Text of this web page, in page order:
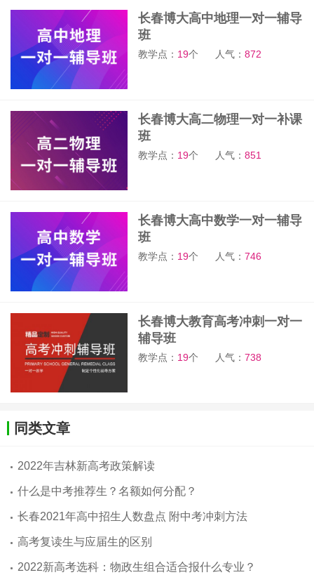
长春博大高中地理一对一辅导
班
教学点： 19个 人气：872
长春博大高二物理一对一补课
班
教学点： 19个 人气：851
长春博大高中数学一对一辅导
班
教学点： 19个 人气：746
长春博大教育高考冲刺一对一
辅导班
教学点： 19个 人气：738
同类文章
2022年吉林新高考政策解读
什么是中考推荐生？名额如何分配？
长春2021年高中招生人数盘点 附中考冲刺方法
高考复读生与应届生的区别
2022新高考选科：物政生组合适合报什么专业？